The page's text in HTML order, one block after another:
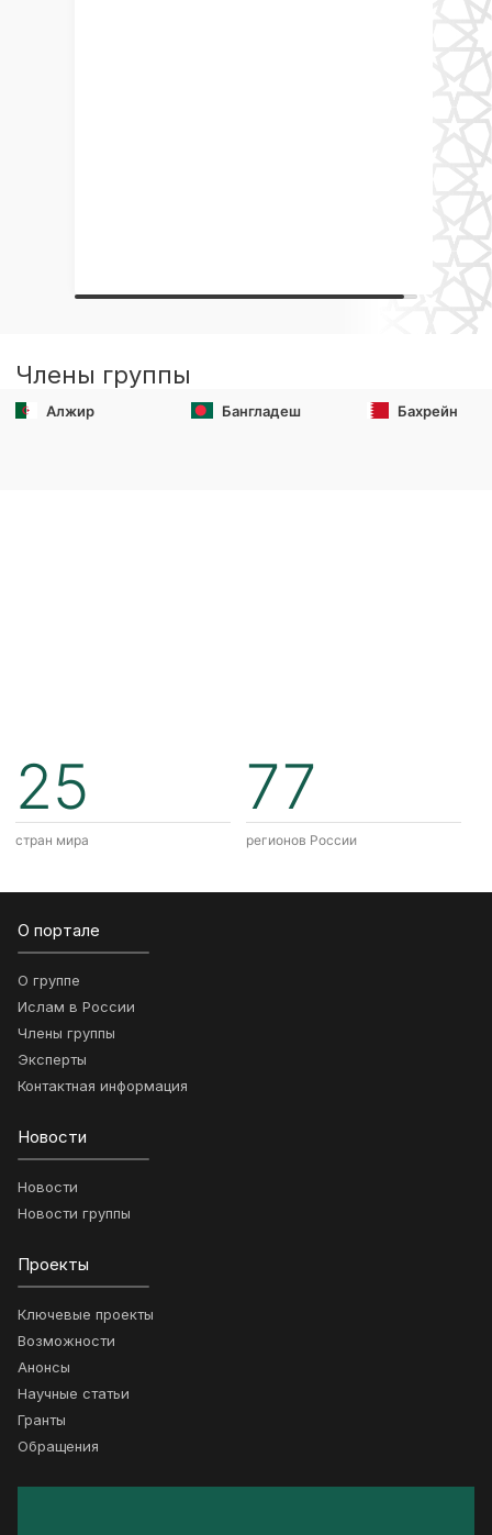
Члены группы
Алжир Бангладеш Бахрейн
25
стран мира
77
регионов России
О портале
О группе
Ислам в России
Члены группы
Эксперты
Контактная информация
Новости
Новости
Новости группы
Проекты
Ключевые проекты
Возможности
Анонсы
Научные статьи
Гранты
Обращения